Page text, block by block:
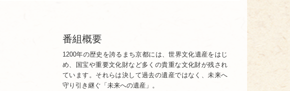
番組概要
1200年の歴史を誇るまち京都には、世界文化遺産をはじ
め、国宝や重要文化財など多くの貴重な文化財が残され
ています。それらは決して過去の遺産ではなく、未来へ
守り引き継ぐ「未来への遺産」。